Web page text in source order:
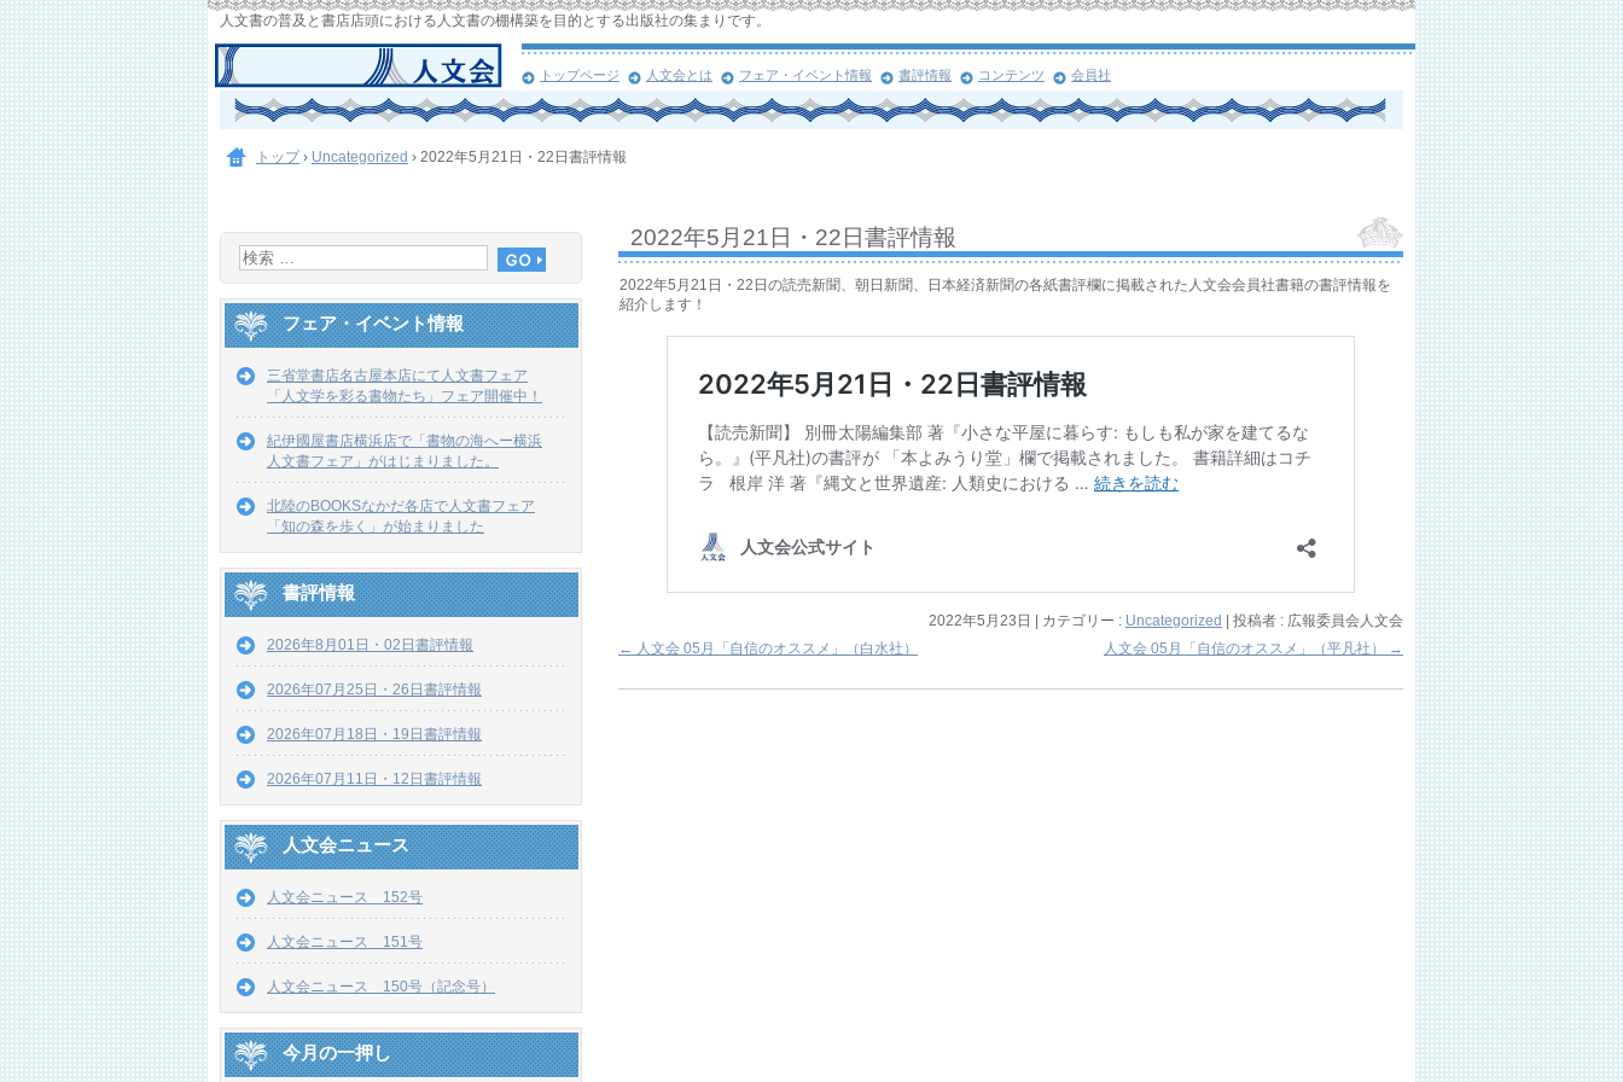
人文書の普及と書店店頭における人文書の棚構築を目的とする出版社の集まりです。
トップページ 人文会とは フェア・イベント情報 書評情報 コンテンツ 会員社
トップ › Uncategorized › 2022年5月21日・22日書評情報
2022年5月21日・22日書評情報
2022年5月21日・22日の読売新聞、朝日新聞、日本経済新聞の各紙書評欄に掲載された人文会会員社書籍の書評情報を
紹介します！
2022年5月23日 | カテゴリー : Uncategorized | 投稿者 : 広報委員会人文会
← 人文会 05月「自信のオススメ」（白水社） 人文会 05月「自信のオススメ」（平凡社） →
フェア・イベント情報
三省堂書店名古屋本店にて人文書フェア
「人文学を彩る書物たち」フェア開催中！
紀伊國屋書店横浜店で「書物の海へー横浜
人文書フェア」がはじまりました。
北陸のBOOKSなかだ各店で人文書フェア
「知の森を歩く」が始まりました
書評情報
2026年8月01日・02日書評情報
2026年07月25日・26日書評情報
2026年07月18日・19日書評情報
2026年07月11日・12日書評情報
人文会ニュース
人文会ニュース 152号
人文会ニュース 151号
人文会ニュース 150号（記念号）
今月の一押し